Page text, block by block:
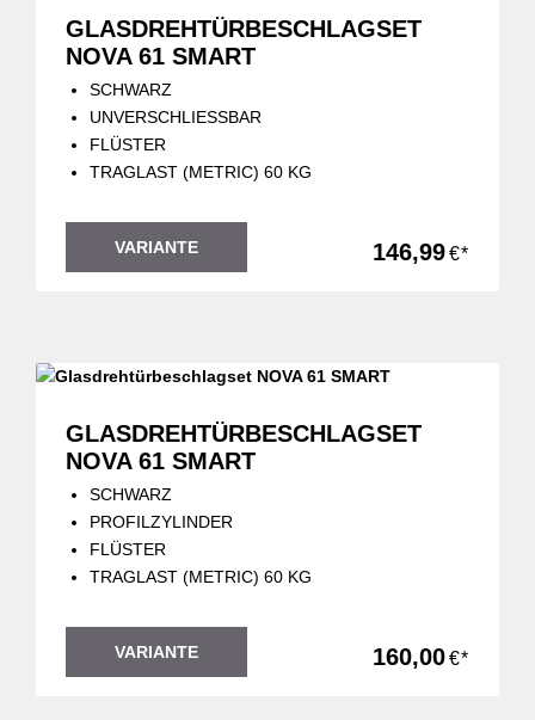
GLASDREHTÜRBESCHLAGSET
NOVA 61 SMART
SCHWARZ
UNVERSCHLIESSBAR
FLÜSTER
TRAGLAST (METRIC) 60 KG
VARIANTE 146,99€*
GLASDREHTÜRBESCHLAGSET
NOVA 61 SMART
SCHWARZ
PROFILZYLINDER
FLÜSTER
TRAGLAST (METRIC) 60 KG
VARIANTE 160,00€*